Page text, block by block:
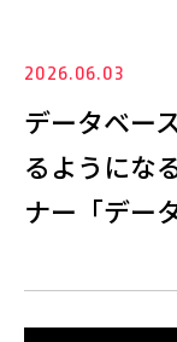
2026.06.03
データベー
るようにな
ナー「デー